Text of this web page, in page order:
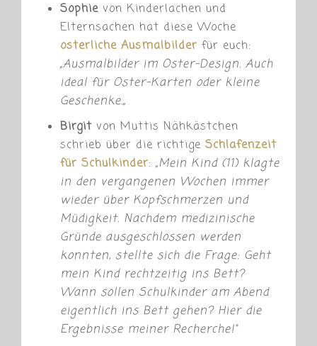
Sophie von Kinderlachen und
Elternsachen hat diese Woche
osterliche Ausmalbilder für euch:
„Ausmalbilder im Oster-Design. Auch
ideal für Oster-Karten oder kleine
Geschenke.„
Birgit von Muttis Nähkästchen
schrieb über die richtige Schlafenzeit
für Schulkinder: „Mein Kind (11) klagte
in den vergangenen Wochen immer
wieder über Kopfschmerzen und
Müdigkeit. Nachdem medizinische
Gründe ausgeschlossen werden
konnten, stellte sich die Frage: Geht
mein Kind rechtzeitig ins Bett?
Wann sollen Schulkinder am Abend
eigentlich ins Bett gehen? Hier die
Ergebnisse meiner Recherche!“